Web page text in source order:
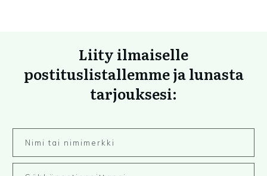
Liity ilmaiselle
postituslistallemme ja lunasta
tarjouksesi: